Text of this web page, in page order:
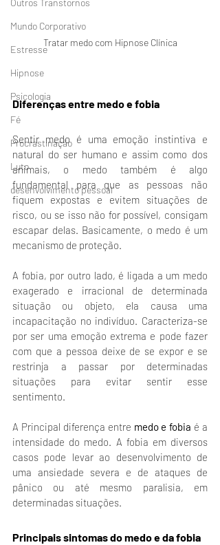
Outros Transtornos
Mundo Corporativo
Estresse
Hipnose
Psicologia
Fé
Procrastinação
Luto
desenvolvimento pessoal
Tratar medo com Hipnose Clínica
Diferenças entre medo e fobia
Sentir medo é uma emoção instintiva e
natural do ser humano e assim como dos
animais, o medo também é algo
fundamental para que as pessoas não
fiquem expostas e evitem situações de
risco, ou se isso não for possível, consigam
escapar delas. Basicamente, o medo é um
mecanismo de proteção.
A fobia, por outro lado, é ligada a um medo
exagerado e irracional de determinada
situação ou objeto, ela causa uma
incapacitação no indivíduo. Caracteriza-se
por ser uma emoção extrema e pode fazer
com que a pessoa deixe de se expor e se
restrinja a passar por determinadas
situações para evitar sentir esse
sentimento.
A Principal diferença entre medo e fobia é a
intensidade do medo. A fobia em diversos
casos pode levar ao desenvolvimento de
uma ansiedade severa e de ataques de
pânico ou até mesmo paralisia, em
determinadas situações.
Principais sintomas do medo e da fobia